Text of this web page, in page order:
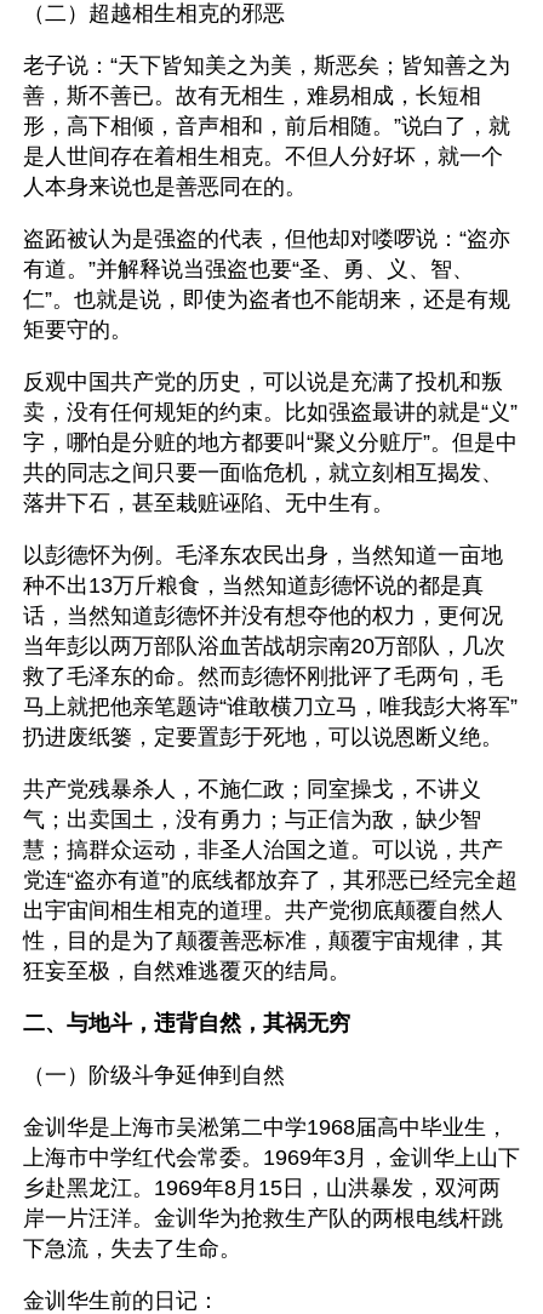
（二）超越相生相克的邪恶
老子说：“天下皆知美之为美，斯恶矣；皆知善之为
善，斯不善已。故有无相生，难易相成，长短相
形，高下相倾，音声相和，前后相随。”说白了，就
是人世间存在着相生相克。不但人分好坏，就一个
人本身来说也是善恶同在的。
盗跖被认为是强盗的代表，但他却对喽啰说：“盗亦
有道。”并解释说当强盗也要“圣、勇、义、智、
仁”。也就是说，即使为盗者也不能胡来，还是有规
矩要守的。
反观中国共产党的历史，可以说是充满了投机和叛
卖，没有任何规矩的约束。比如强盗最讲的就是“义”
字，哪怕是分赃的地方都要叫“聚义分赃厅”。但是中
共的同志之间只要一面临危机，就立刻相互揭发、
落井下石，甚至栽赃诬陷、无中生有。
以彭德怀为例。毛泽东农民出身，当然知道一亩地
种不出13万斤粮食，当然知道彭德怀说的都是真
话，当然知道彭德怀并没有想夺他的权力，更何况
当年彭以两万部队浴血苦战胡宗南20万部队，几次
救了毛泽东的命。然而彭德怀刚批评了毛两句，毛
马上就把他亲笔题诗“谁敢横刀立马，唯我彭大将军”
扔进废纸篓，定要置彭于死地，可以说恩断义绝。
共产党残暴杀人，不施仁政；同室操戈，不讲义
气；出卖国土，没有勇力；与正信为敌，缺少智
慧；搞群众运动，非圣人治国之道。可以说，共产
党连“盗亦有道”的底线都放弃了，其邪恶已经完全超
出宇宙间相生相克的道理。共产党彻底颠覆自然人
性，目的是为了颠覆善恶标准，颠覆宇宙规律，其
狂妄至极，自然难逃覆灭的结局。
二、与地斗，违背自然，其祸无穷
（一）阶级斗争延伸到自然
金训华是上海市吴淞第二中学1968届高中毕业生，
上海市中学红代会常委。1969年3月，金训华上山下
乡赴黑龙江。1969年8月15日，山洪暴发，双河两
岸一片汪洋。金训华为抢救生产队的两根电线杆跳
下急流，失去了生命。
金训华生前的日记：